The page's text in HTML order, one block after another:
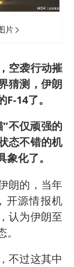
片
空袭行动摧
猜测，伊朗
14了。
不仅顽强的
态不错的机
化了。
朗的，当年
开源情报机
认为伊朗至
不过这其中